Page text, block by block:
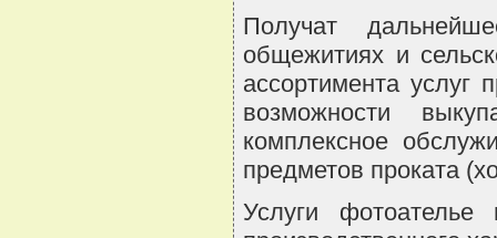
Получат
общежитиях и
ассортимента услуг
возможности
комплексное
предметов проката
Услуги